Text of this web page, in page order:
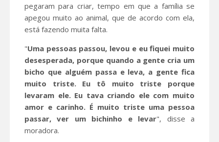
pegaram para criar, tempo em que a família se
apegou muito ao animal, que de acordo com ela,
está fazendo muita falta.
"Uma pessoas passou, levou e eu fiquei muito
desesperada, porque quando a gente cria um
bicho que alguém passa e leva, a gente fica
muito triste. Eu tô muito triste porque
levaram ele. Eu tava criando ele com muito
amor e carinho. É muito triste uma pessoa
passar, ver um bichinho e levar", disse a
moradora.